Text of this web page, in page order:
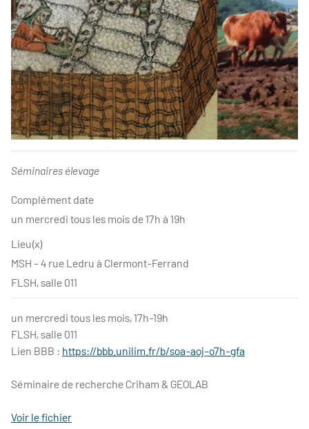
Séminaires élevage
Complément date
un mercredi tous les mois de 17h à 19h
Lieu(x)
MSH - 4 rue Ledru à Clermont-Ferrand
FLSH, salle 011
un mercredi tous les mois, 17h-19h
FLSH, salle 011
Lien BBB : https://bbb.unilim.fr/b/soa-aoj-o7h-gfa
Séminaire de recherche Criham & GEOLAB
Voir le fichier